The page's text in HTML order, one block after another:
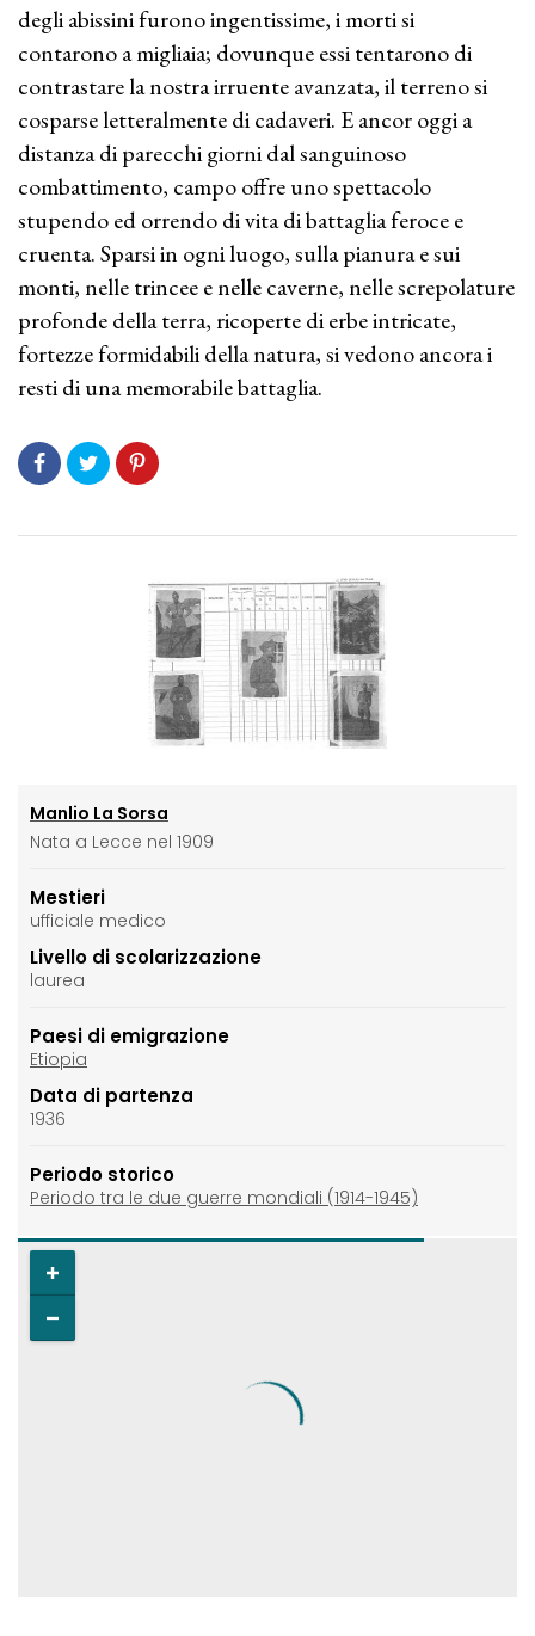
degli abissini furono ingentissime, i morti si
contarono a migliaia; dovunque essi tentarono di
contrastare la nostra irruente avanzata, il terreno si
cosparse letteralmente di cadaveri. E ancor oggi a
distanza di parecchi giorni dal sanguinoso
combattimento, campo offre uno spettacolo
stupendo ed orrendo di vita di battaglia feroce e
cruenta. Sparsi in ogni luogo, sulla pianura e sui
monti, nelle trincee e nelle caverne, nelle screpolature
profonde della terra, ricoperte di erbe intricate,
fortezze formidabili della natura, si vedono ancora i
resti di una memorabile battaglia.
Manlio La Sorsa
Nata a Lecce nel 1909
Mestieri
ufficiale medico
Livello di scolarizzazione
laurea
Paesi di emigrazione
Etiopia
Data di partenza
1936
Periodo storico
Periodo tra le due guerre mondiali (1914-1945)